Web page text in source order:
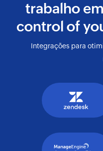
trabalho
Integrações para